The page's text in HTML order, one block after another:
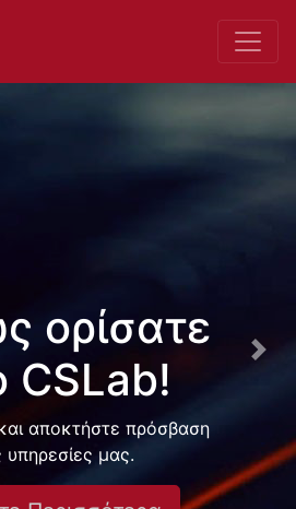
ορίσατε
CSLab!
αποκτήστε πρόσβαση
υπηρεσίες μας.